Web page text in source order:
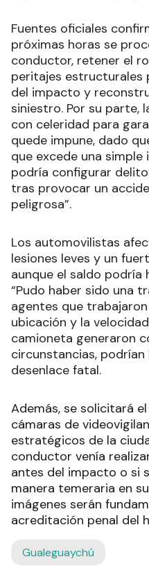
Fuentes oficiales
próximas horas se
conductor, retener el
peritajes estructurales
del impacto y
siniestro. Por su parte,
con celeridad para
quede impune, dado
que excede una
podría configurar
tras provocar un
peligrosa”.
Los automovilistas
lesiones leves y un
aunque el saldo
“Pudo haber sido una
agentes que trabajaron
ubicación y la
camioneta generaron
circunstancias,
desenlace fatal.
Además, se solicitará
cámaras de
estratégicos de la
conductor venía
antes del impacto o si
manera temeraria en
imágenes serán
acreditación penal del
Gualeguaychú